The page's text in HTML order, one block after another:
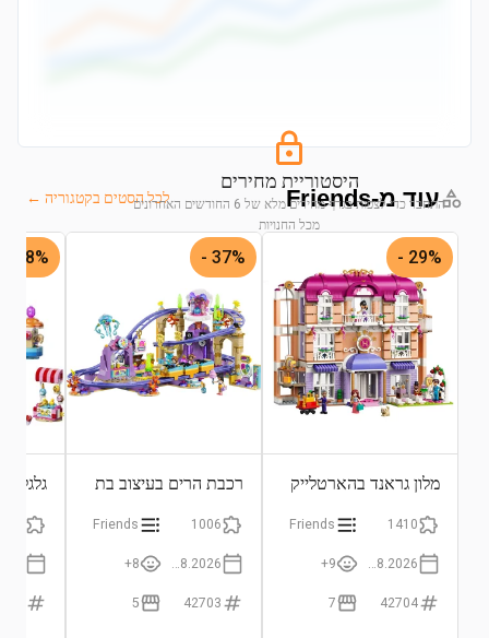
היסטוריית מחירים
התחבר כדי לצפות בגרף מחירים מלא של 6 החודשים האחרונים
מכל החנויות
התחבר לצפייה בגרף
עוד מ-Friends לכל הסטים בקטגוריה ←
29% -
מלון גראנד בהארטלייק
1410
Friends
9+
42704
7
37% -
רכבת הרים בעיצוב בת
1006
Friends
8+
42703
5
28% -
גלגל